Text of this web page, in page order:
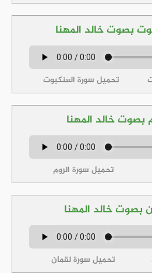
بصوت خالد المهنا
تحميل سورة العنكبوت
بصوت خالد المهنا
تحميل سورة الروم
بصوت خالد المهنا
تحميل سورة لقمان